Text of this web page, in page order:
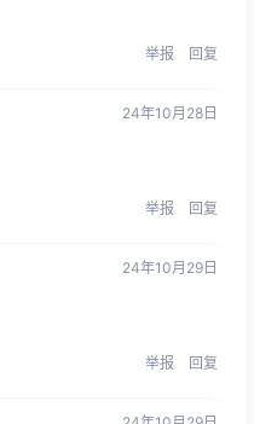
举报 回复
24年10月28日
举报 回复
24年10月29日
举报 回复